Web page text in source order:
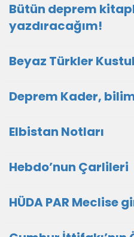
Bütün deprem
yazdıracağım!
Beyaz Türkler
Deprem Kader,
Elbistan Notları
Hebdo’nun Çarlileri
HÜDA PAR Meclise